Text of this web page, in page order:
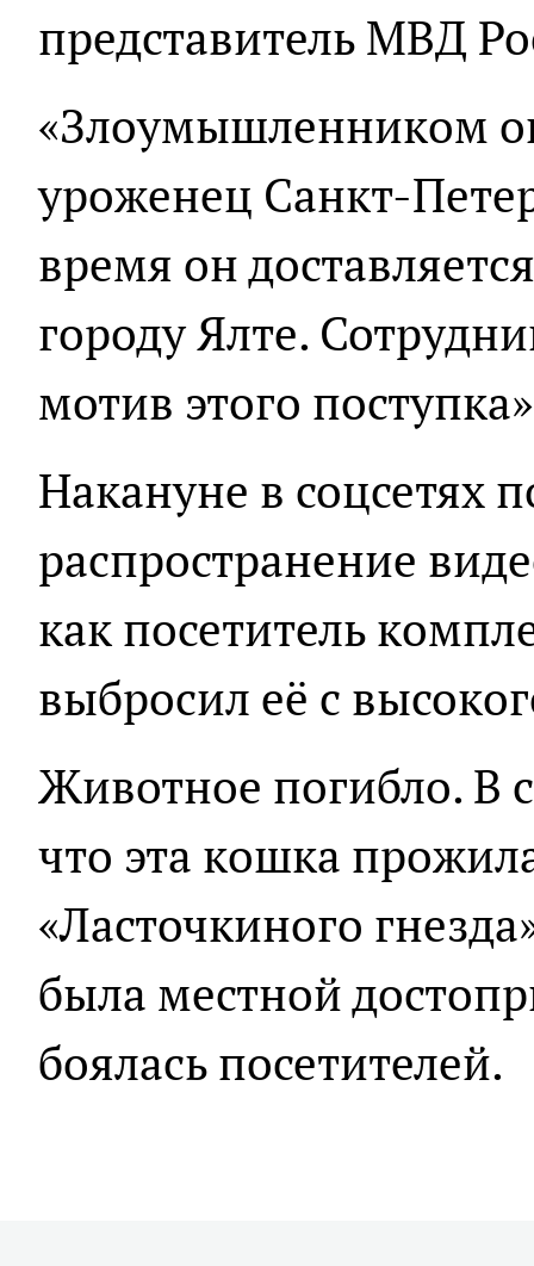
представитель МВД
«Злоумышленником
уроженец Санкт-
время он
городу Ялте.
мотив этого
Накануне в соцсетях
распространение
как посетитель
выбросил её с
Животное погибло. В
что эта кошка
«Ласточкиного
была местной
боялась посетителей.